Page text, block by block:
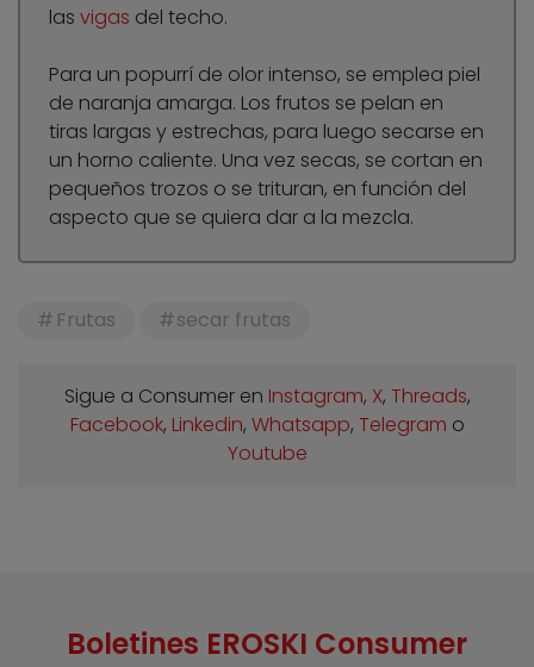
las vigas del techo.
Para un popurrí de olor intenso, se emplea piel
de naranja amarga. Los frutos se pelan en
tiras largas y estrechas, para luego secarse en
un horno caliente. Una vez secas, se cortan en
pequeños trozos o se trituran, en función del
aspecto que se quiera dar a la mezcla.
Frutas secar frutas
Sigue a Consumer en Instagram, X, Threads,
Facebook, Linkedin, Whatsapp, Telegram o
Youtube
Boletines EROSKI Consumer